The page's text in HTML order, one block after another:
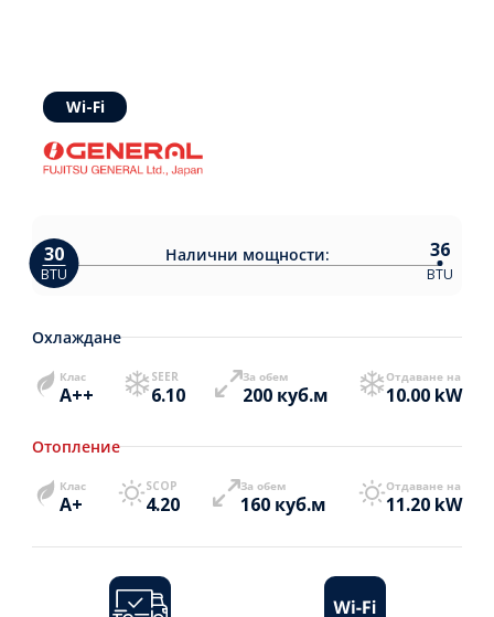
Wi-Fi
Налични мощности:
30
BTU
36
BTU
Охлаждане
Клас
A++
SEER
6.10
За обем
200 куб.м
Отдаване на
10.00 kW
Отопление
Клас
A+
SCOP
4.20
За обем
160 куб.м
Отдаване на
11.20 kW